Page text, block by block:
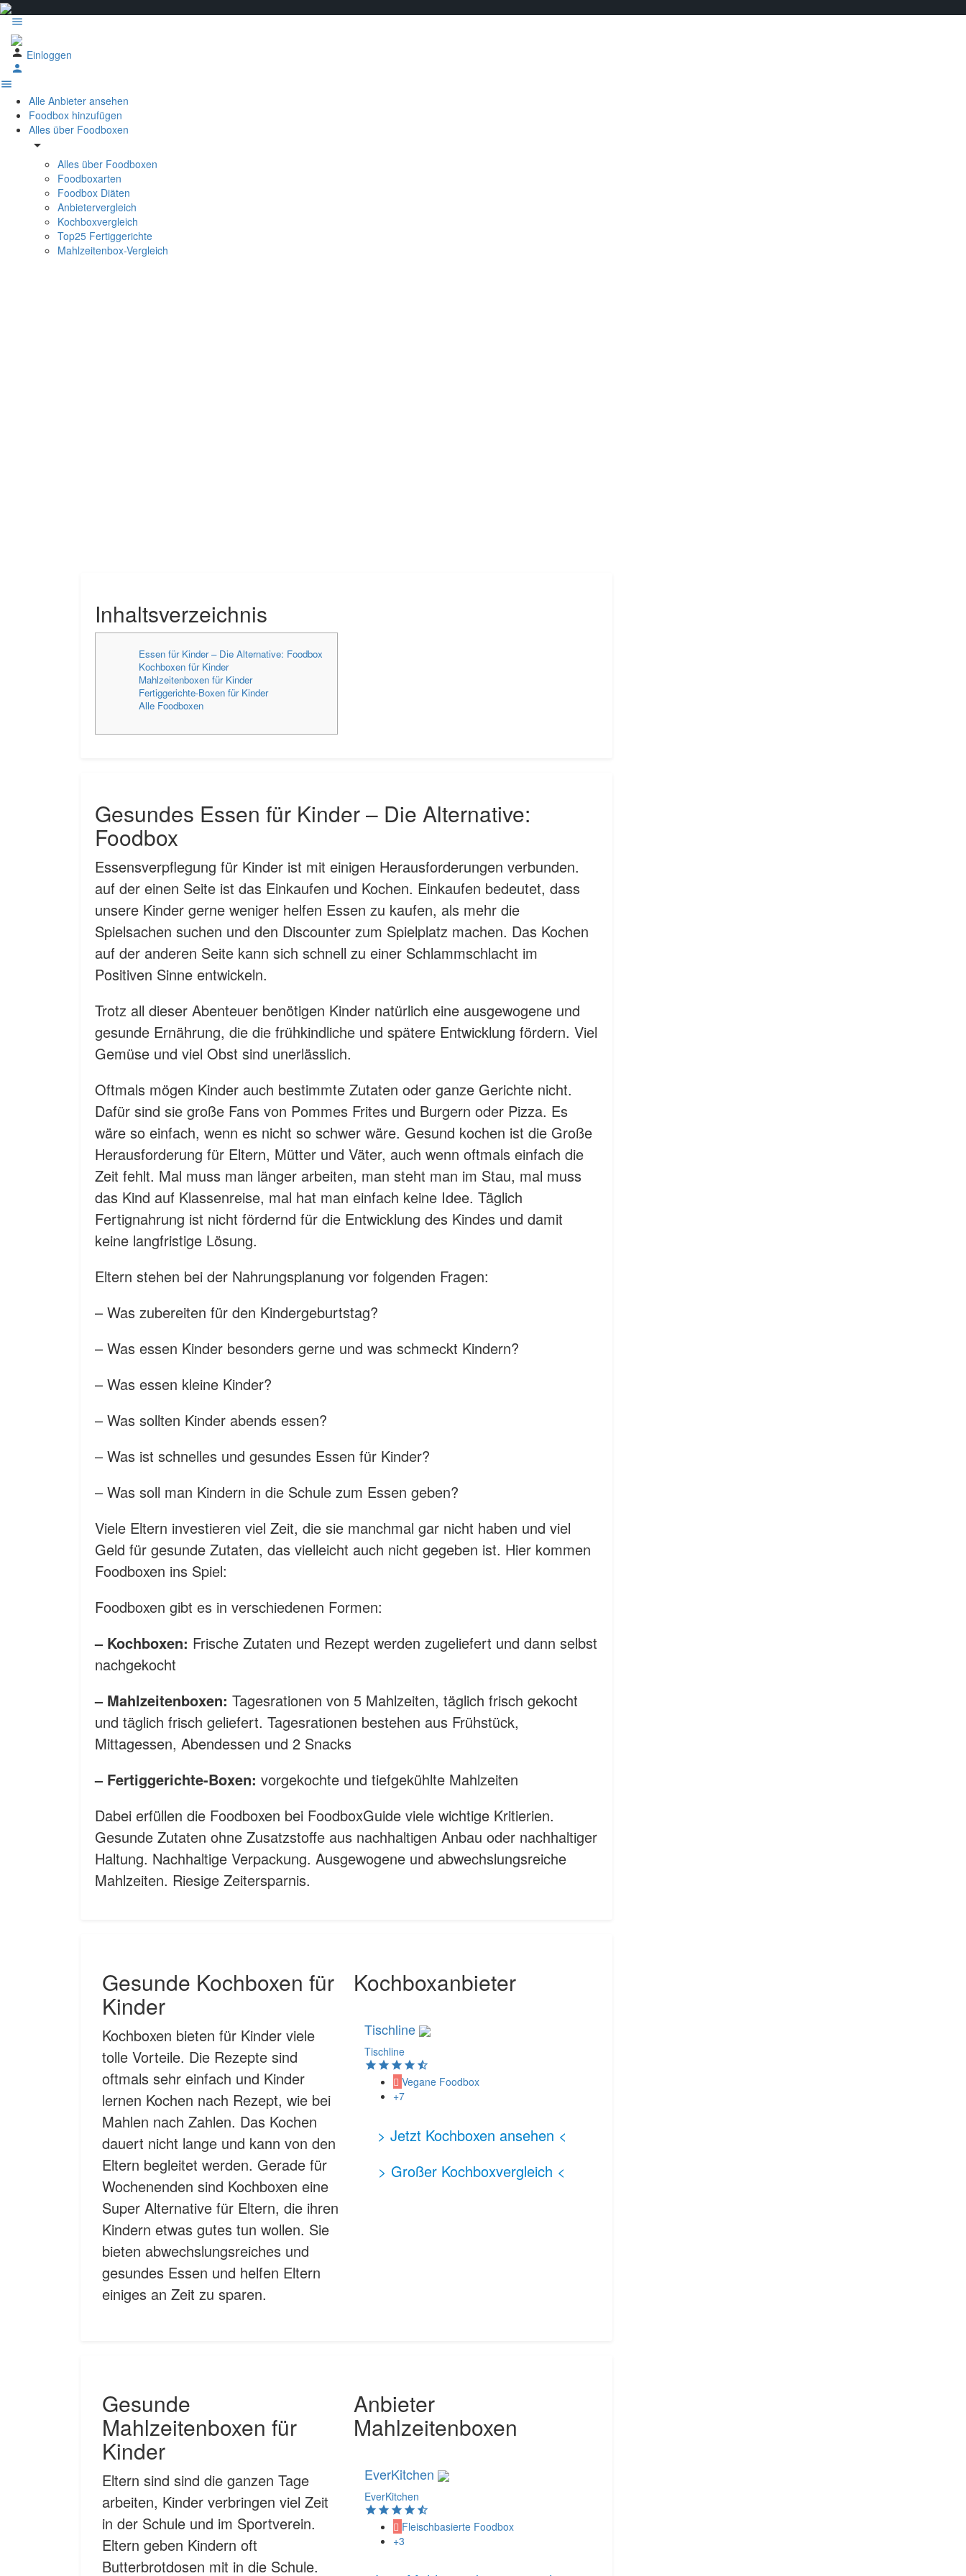
Einloggen
Alle Anbieter ansehen
Foodbox hinzufügen
Alles über Foodboxen
arrow_drop_down
Alles über Foodboxen
Foodboxarten
Foodbox Diäten
Anbietervergleich
Kochboxvergleich
Top25 Fertiggerichte
Mahlzeitenbox-Vergleich
Inhaltsverzeichnis
Essen für Kinder – Die Alternative: Foodbox
Kochboxen für Kinder
Mahlzeitenboxen für Kinder
Fertiggerichte-Boxen für Kinder
Alle Foodboxen
Gesundes Essen für Kinder – Die Alternative:
Foodbox
Essensverpflegung für Kinder ist mit einigen Herausforderungen verbunden.
auf der einen Seite ist das Einkaufen und Kochen. Einkaufen bedeutet, dass
unsere Kinder gerne weniger helfen Essen zu kaufen, als mehr die
Spielsachen suchen und den Discounter zum Spielplatz machen. Das Kochen
auf der anderen Seite kann sich schnell zu einer Schlammschlacht im
Positiven Sinne entwickeln.
Trotz all dieser Abenteuer benötigen Kinder natürlich eine ausgewogene und
gesunde Ernährung, die die frühkindliche und spätere Entwicklung fördern. Viel
Gemüse und viel Obst sind unerlässlich.
Oftmals mögen Kinder auch bestimmte Zutaten oder ganze Gerichte nicht.
Dafür sind sie große Fans von Pommes Frites und Burgern oder Pizza. Es
wäre so einfach, wenn es nicht so schwer wäre. Gesund kochen ist die Große
Herausforderung für Eltern, Mütter und Väter, auch wenn oftmals einfach die
Zeit fehlt. Mal muss man länger arbeiten, man steht man im Stau, mal muss
das Kind auf Klassenreise, mal hat man einfach keine Idee. Täglich
Fertignahrung ist nicht fördernd für die Entwicklung des Kindes und damit
keine langfristige Lösung.
Eltern stehen bei der Nahrungsplanung vor folgenden Fragen:
– Was zubereiten für den Kindergeburtstag?
– Was essen Kinder besonders gerne und was schmeckt Kindern?
– Was essen kleine Kinder?
– Was sollten Kinder abends essen?
– Was ist schnelles und gesundes Essen für Kinder?
– Was soll man Kindern in die Schule zum Essen geben?
Viele Eltern investieren viel Zeit, die sie manchmal gar nicht haben und viel
Geld für gesunde Zutaten, das vielleicht auch nicht gegeben ist. Hier kommen
Foodboxen ins Spiel:
Foodboxen gibt es in verschiedenen Formen:
– Kochboxen: Frische Zutaten und Rezept werden zugeliefert und dann selbst
nachgekocht
– Mahlzeitenboxen: Tagesrationen von 5 Mahlzeiten, täglich frisch gekocht
und täglich frisch geliefert. Tagesrationen bestehen aus Frühstück,
Mittagessen, Abendessen und 2 Snacks
– Fertiggerichte-Boxen: vorgekochte und tiefgekühlte Mahlzeiten
Dabei erfüllen die Foodboxen bei FoodboxGuide viele wichtige Kritierien.
Gesunde Zutaten ohne Zusatzstoffe aus nachhaltigen Anbau oder nachhaltiger
Haltung. Nachhaltige Verpackung. Ausgewogene und abwechslungsreiche
Mahlzeiten. Riesige Zeitersparnis.
Gesunde Kochboxen für
Kinder
Kochboxen bieten für Kinder viele
tolle Vorteile. Die Rezepte sind
oftmals sehr einfach und Kinder
lernen Kochen nach Rezept, wie bei
Mahlen nach Zahlen. Das Kochen
dauert nicht lange und kann von den
Eltern begleitet werden. Gerade für
Wochenenden sind Kochboxen eine
Super Alternative für Eltern, die ihren
Kindern etwas gutes tun wollen. Sie
bieten abwechslungsreiches und
gesundes Essen und helfen Eltern
einiges an Zeit zu sparen.
Kochboxanbieter
Tischline
Tischline
Vegane Foodbox
+7
> Jetzt Kochboxen ansehen <
> Großer Kochboxvergleich <
Gesunde
Mahlzeitenboxen für
Kinder
Eltern sind sind die ganzen Tage
arbeiten, Kinder verbringen viel Zeit
in der Schule und im Sportverein.
Eltern geben Kindern oft
Butterbrotdosen mit in die Schule.
Anbieter
Mahlzeitenboxen
EverKitchen
EverKitchen
Fleischbasierte Foodbox
+3